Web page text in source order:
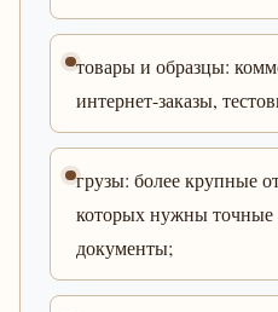
товары и образцы:
интернет-заказы,
грузы: более крупные
которых нужны точные
документы;